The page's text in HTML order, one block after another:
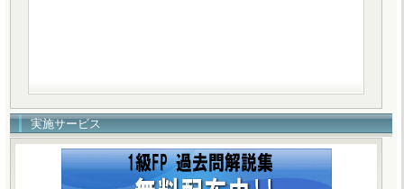
実施サービス